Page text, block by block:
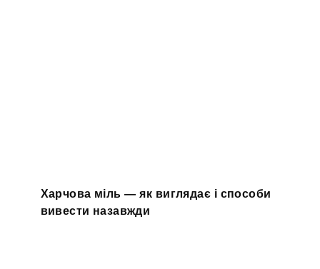
Харчова міль — як виглядає і способи
вивести назавжди